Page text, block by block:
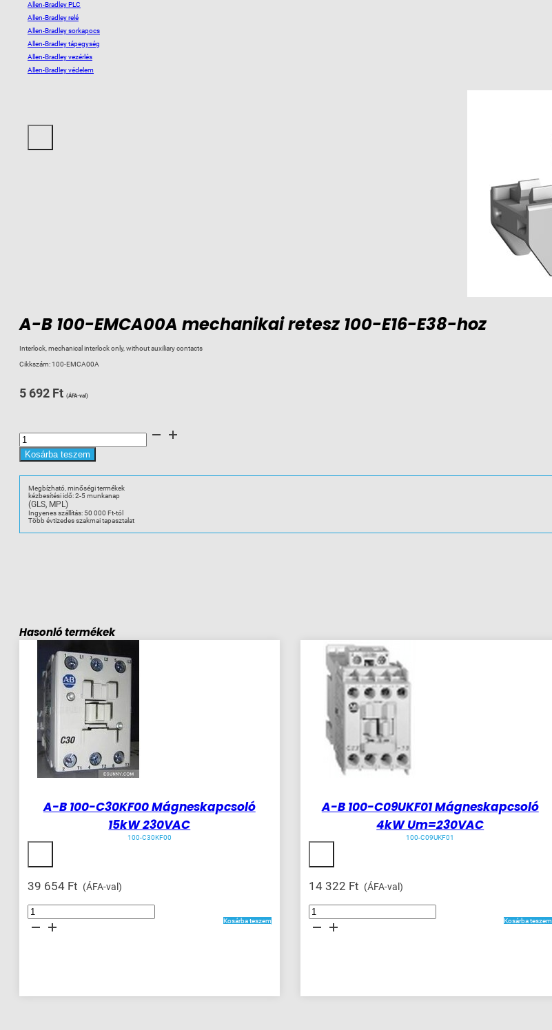
Allen-Bradley PLC
Allen-Bradley relé
Allen-Bradley sorkapocs
Allen-Bradley tápegység
Allen-Bradley vezérlés
Allen-Bradley védelem
A-B 100-EMCA00A mechanikai retesz 100-E16-E38-hoz
Interlock, mechanical interlock only, without auxiliary contacts
Cikkszám:100-EMCA00A
5 692 Ft (ÁFA-val)
100-
EMCA00A
mechanikai
100-
E38-
hoz
mennyiség
Kosárba teszem
Megbízható, minőségi termékek
kézbesítési idő: 2-5 munkanap
(GLS, MPL)
Ingyenes szállítás: 50 000 Ft-tól
Több évtizedes szakmai tapasztalat
Hasonló termékek
A-B 100-C30KF00 Mágneskapcsoló
15kW 230VAC
100-C30KF00
39 654 Ft (ÁFA-val)
A-
C30KF00
Kosárba teszem
A-B 100-C09UKF01 Mágneskapcsoló
4kW Um=230VAC
100-C09UKF01
14 322 Ft (ÁFA-val)
A-
C09UKF01
Kosárba teszem